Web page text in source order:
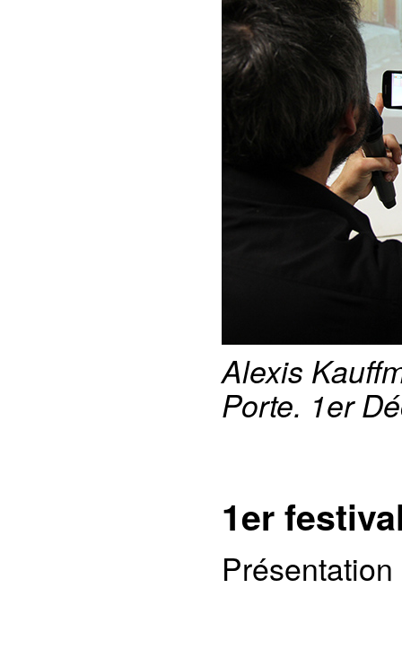
Alexis
Porte. 1er
1er